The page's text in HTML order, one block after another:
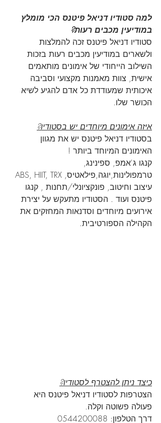
למה סטודיו דניאל פיטנס הכי מומלץ
במודיעין מכבים רעות?
סטודיו דניאל פיטנס זכה להמלצות
ולשארים במודיעין מכבים רעות בזכות
השילוב הייחודי של אימונים מותאמים
אישית, צוות מאמנות מקצועי וסביבה
איכותית שמעודדת כל אדם להגיע לשיא
הכושר שלו.
איזה אימונים מיוחדים יש בסטודיו?
בסטודיו דניאל פיטנס יש את מגוון
האימונים המיוחד ביותר !
קנגו ג'אמפ, ספינינג,
עיצוב וחיטוב, פונקציונלי/תחנות , קנגו
פיטנס ועוד . הסטודיו מתעקש על יצירת
אירועים מיוחדים וסדנאות המחזקים את
הקהילה הספורטיבית.
כיצד ניתן להצטרף לסטודיו?
הצטרפות לסטודיו דניאל פיטנס היא
פעולה פשוטה וקלה.
דרך הטלפון: 0544200088